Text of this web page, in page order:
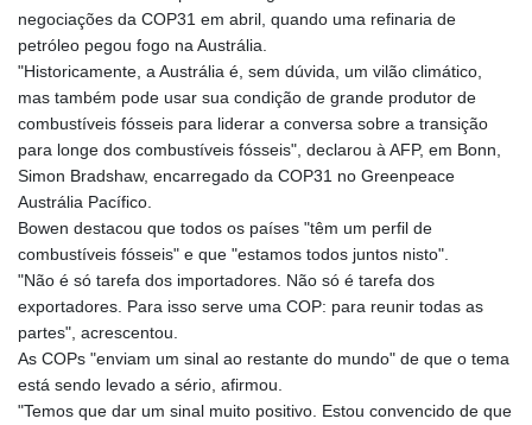
negociações da COP31 em abril, quando uma refinaria de
petróleo pegou fogo na Austrália.
"Historicamente, a Austrália é, sem dúvida, um vilão climático,
mas também pode usar sua condição de grande produtor de
combustíveis fósseis para liderar a conversa sobre a transição
para longe dos combustíveis fósseis", declarou à AFP, em Bonn,
Simon Bradshaw, encarregado da COP31 no Greenpeace
Austrália Pacífico.
Bowen destacou que todos os países "têm um perfil de
combustíveis fósseis" e que "estamos todos juntos nisto".
"Não é só tarefa dos importadores. Não só é tarefa dos
exportadores. Para isso serve uma COP: para reunir todas as
partes", acrescentou.
As COPs "enviam um sinal ao restante do mundo" de que o tema
está sendo levado a sério, afirmou.
"Temos que dar um sinal muito positivo. Estou convencido de que